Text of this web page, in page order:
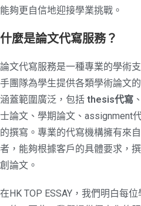
能夠更自信地迎接學業挑戰。
什麼是論文代寫服務？
論文代寫服務是一種專業的學術
手團隊為學生提供各類學術論文
涵蓋範圍廣泛，包括 thesis代寫 、
士論文、學期論文、assignment
的撰寫。專業的代寫機構擁有來
者，能夠根據客戶的具體要求，
創論文。
在HK TOP ESSAY，我們明白每